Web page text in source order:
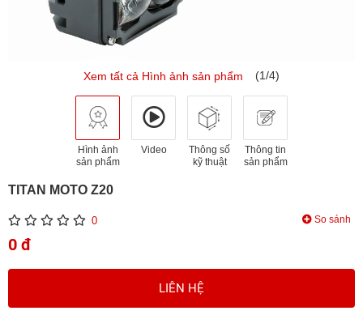
Xem tất cả Hình ảnh sản phẩm (1/4)
Hình ảnh
sản phẩm
Video
Thông số
kỹ thuật
Thông tin
sản phẩm
TITAN MOTO Z20
0 So sánh
0 đ
LIÊN HỆ